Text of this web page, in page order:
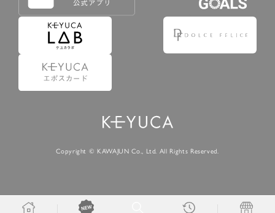
Copyright © KAWAJUN Co., Ltd. All Rights Reserved.